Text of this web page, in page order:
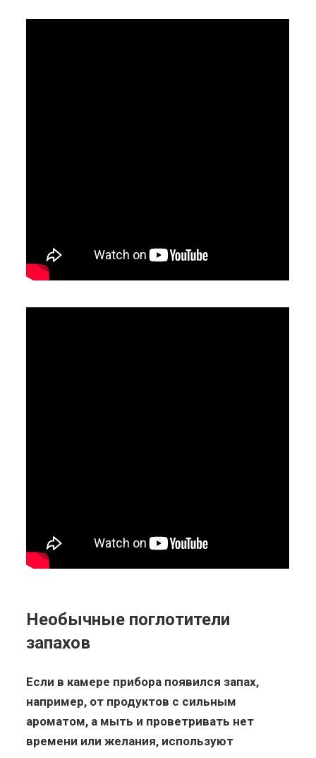
Необычные поглотители
запахов
Если в камере прибора появился запах,
например, от продуктов с сильным
ароматом, а мыть и проветривать нет
времени или желания, используют